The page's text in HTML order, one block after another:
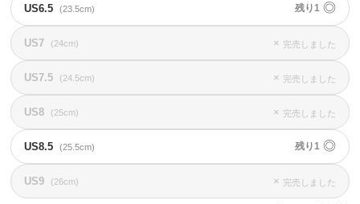
US6.5 (23.5cm) 残り1 ◎
US7 (24cm) × 完売しました
US7.5 (24.5cm) × 完売しました
US8 (25cm) × 完売しました
US8.5 (25.5cm) 残り1 ◎
US9 (26cm) × 完売しました